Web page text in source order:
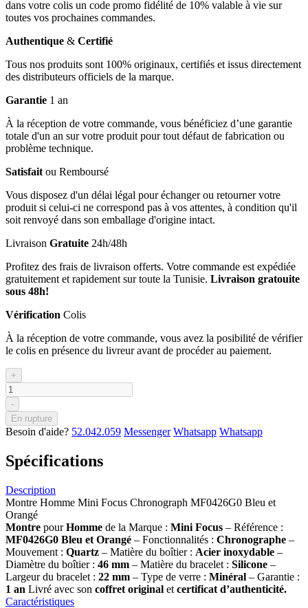
dans votre colis un code promo fidélité de 10% valable à vie sur
toutes vos prochaines commandes.
Authentique & Certifié
Tous nos produits sont 100% originaux, certifiés et issus directement
des distributeurs officiels de la marque.
Garantie 1 an
À la réception de votre commande, vous bénéficiez d’une garantie
totale d'un an sur votre produit pour tout défaut de fabrication ou
problème technique.
Satisfait ou Remboursé
Vous disposez d'un délai légal pour échanger ou retourner votre
produit si celui-ci ne correspond pas à vos attentes, à condition qu'il
soit renvoyé dans son emballage d'origine intact.
Livraison Gratuite 24h/48h
Profitez des frais de livraison offerts. Votre commande est expédiée
gratuitement et rapidement sur toute la Tunisie. Livraison gratouite
sous 48h!
Vérification Colis
À la réception de votre commande, vous avez la posibilité de vérifier
le colis en présence du livreur avant de procéder au paiement.
+
-
En rupture
Besoin d'aide? 52.042.059 Messenger Whatsapp Whatsapp
Spécifications
Description
Montre Homme Mini Focus Chronograph MF0426G0 Bleu et
Orangé
Montre pourHomme de la Marque : Mini Focus – Référence :
MF0426G0 Bleu et Orangé – Fonctionnalités : Chronographe –
Mouvement : Quartz – Matière du boîtier : Acier inoxydable –
Diamètre du boîtier : 46 mm – Matière du bracelet : Silicone –
Largeur du bracelet : 22 mm – Type de verre : Minéral – Garantie :
1 an Livré avec son coffret original et certificat d’authenticité.
Caractéristiques